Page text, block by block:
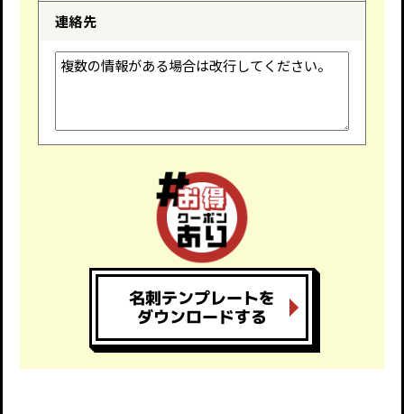
連絡先
名刺テンプレートを
ダウンロードする